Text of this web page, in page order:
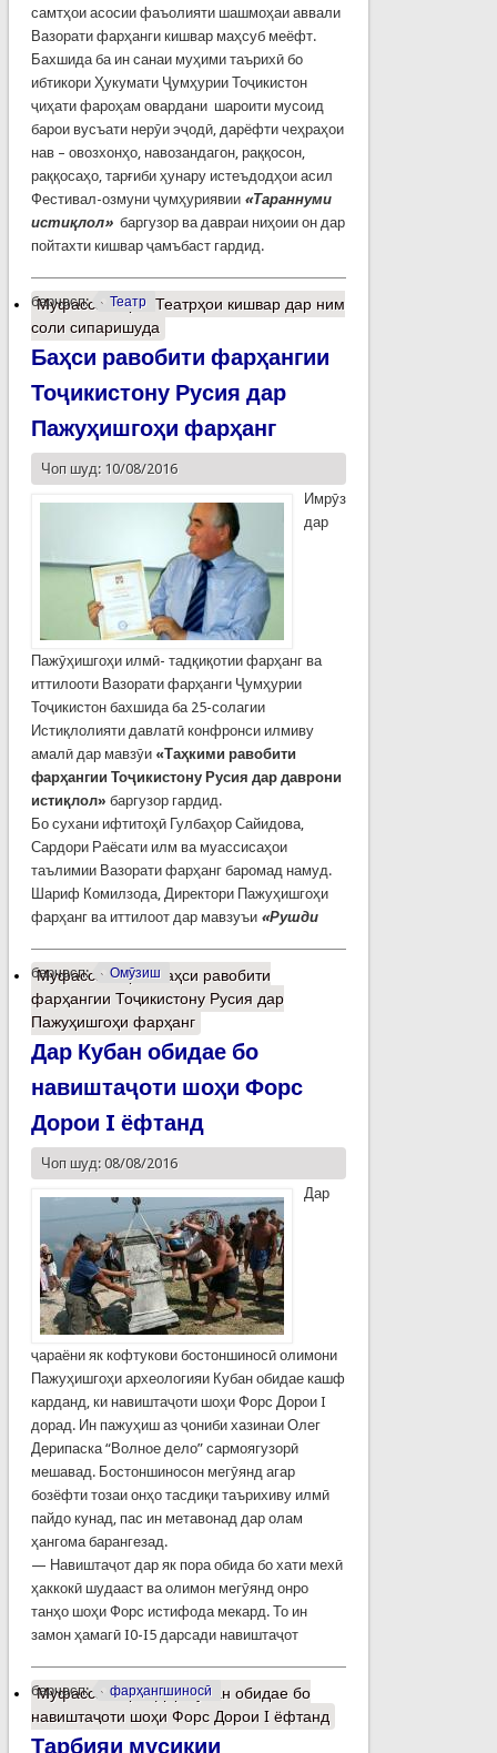
самтҳои асосии фаъолияти шашмоҳаи аввали
Вазорати фарҳанги кишвар маҳсуб меёфт.
Бахшида ба ин санаи муҳими таърихӣ бо
ибтикори Ҳукумати Ҷумҳурии Тоҷикистон
ҷиҳати фароҳам овардани шароити мусоид
барои вусъати нерӯи эҷодӣ, дарёфти чеҳраҳои
нав – овозхонҳо, навозандагон, раққосон,
раққосаҳо, тарғиби ҳунару истеъдодҳои асил
Фестивал-озмуни ҷумҳуриявии «Тараннуми
истиқлол» баргузор ва давраи ниҳоии он дар
пойтахти кишвар ҷамъбаст гардид.
барчасп: Театр
Муфассалтаро Театрҳои кишвар дар ним
соли сипаришуда
Баҳси равобити фарҳангии
Тоҷикистону Русия дар
Пажуҳишгоҳи фарҳанг
Чоп шуд: 10/08/2016
Имрӯз
дар
Пажӯҳишгоҳи илмӣ- тадқиқотии фарҳанг ва
иттилооти Вазорати фарҳанги Ҷумҳурии
Тоҷикистон бахшида ба 25-солагии
Истиқлолияти давлатӣ конфронси илмиву
амалӣ дар мавзӯи «Таҳкими равобити
фарҳангии Тоҷикистону Русия дар даврони
истиқлол» баргузор гардид.
Бо сухани ифтитоҳӣ Гулбаҳор Сайидова,
Сардори Раёсати илм ва муассисаҳои
таълимии Вазорати фарҳанг баромад намуд.
Шариф Комилзода, Директори Пажуҳишгоҳи
фарҳанг ва иттилоот дар мавзуъи «Рушди
барчасп: Омӯзиш
Муфассалтаро Баҳси равобити
фарҳангии Тоҷикистону Русия дар
Пажуҳишгоҳи фарҳанг
Дар Кубан обидае бо
навиштаҷоти шоҳи Форс
Дорои I ёфтанд
Чоп шуд: 08/08/2016
Дар
ҷараёни як кофтукови бостоншиносӣ олимони
Пажуҳишгоҳи археологияи Кубан обидае кашф
карданд, ки навиштаҷоти шоҳи Форс Дорои I
дорад. Ин пажуҳиш аз ҷониби хазинаи Олег
Дерипаска “Волное дело” сармоягузорӣ
мешавад. Бостоншиносон мегӯянд агар
бозёфти тозаи онҳо тасдиқи таърихиву илмӣ
пайдо кунад, пас ин метавонад дар олам
ҳангома барангезад.
— Навиштаҷот дар як пора обида бо хати мехӣ
ҳаккокӣ шудааст ва олимон мегӯянд онро
танҳо шоҳи Форс истифода мекард. То ин
замон ҳамагӣ I0-I5 дарсади навиштаҷот
барчасп: фарҳангшиносӣ
Муфассалтаро Дар Кубан обидае бо
навиштаҷоти шоҳи Форс Дорои I ёфтанд
Тарбияи мусиқии